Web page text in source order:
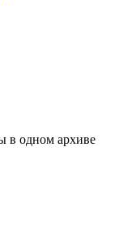
в одном архиве